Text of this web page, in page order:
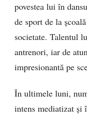
povestea lui în
de sport de la
societate. Talentul
antrenori, iar de
impresionantă pe
În ultimele luni,
intens mediatizat și